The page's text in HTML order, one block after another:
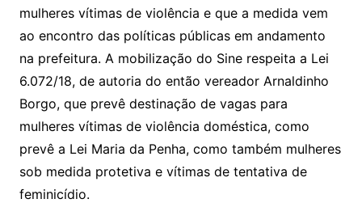
mulheres vítimas de violência e que a medida vem
ao encontro das políticas públicas em andamento
na prefeitura. A mobilização do Sine respeita a Lei
6.072/18, de autoria do então vereador Arnaldinho
Borgo, que prevê destinação de vagas para
mulheres vítimas de violência doméstica, como
prevê a Lei Maria da Penha, como também mulheres
sob medida protetiva e vítimas de tentativa de
feminicídio.